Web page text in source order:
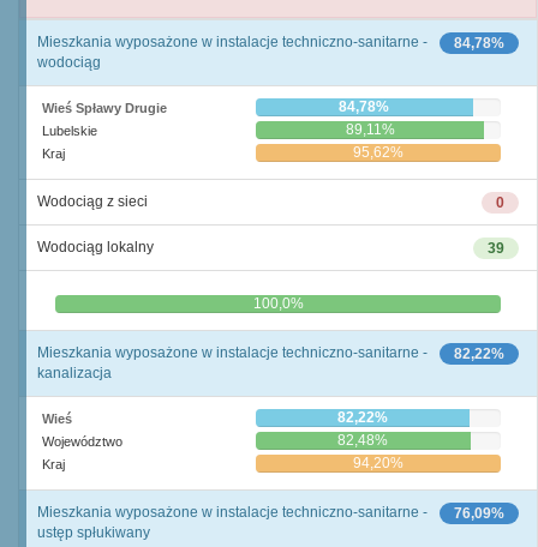
84,78%
Mieszkania wyposażone w instalacje techniczno-sanitarne -
wodociąg
Wieś Spławy Drugie 84,78%
Lubelskie 89,11%
Kraj 95,62%
0
Wodociąg z sieci
39
Wodociąg lokalny
0,0% 100,0%
82,22%
Mieszkania wyposażone w instalacje techniczno-sanitarne -
kanalizacja
Wieś 82,22%
Województwo 82,48%
Kraj 94,20%
76,09%
Mieszkania wyposażone w instalacje techniczno-sanitarne -
ustęp spłukiwany